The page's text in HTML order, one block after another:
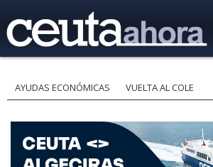
AYUDAS ECONÓMICAS VUELTA AL COLE